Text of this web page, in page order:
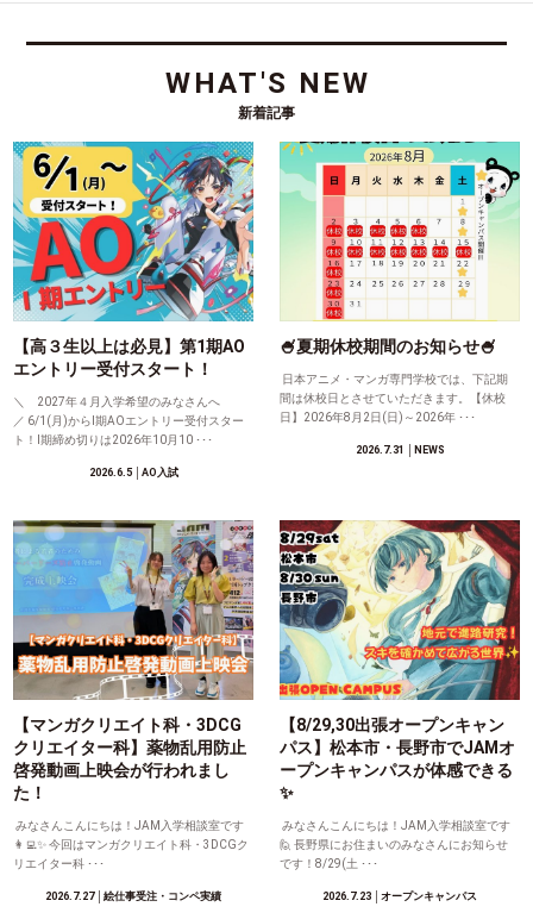
WHAT'S NEW
新着記事
【高３生以上は必見】第1期AO
エントリー受付スタート！
＼ 2027年４月入学希望のみなさんへ
／ 6/1(月)からⅠ期AOエントリー受付スター
ト！Ⅰ期締め切りは2026年10月10 ･･･
2026.6.5│AO入試
🍧夏期休校期間のお知らせ🍧
日本アニメ・マンガ専門学校では、下記期
間は休校日とさせていただきます。【休校
日】2026年8月2日(日)～2026年 ･･･
2026.7.31 │NEWS
【マンガクリエイト科・3DCG
クリエイター科】薬物乱用防止
啓発動画上映会が行われまし
た！
みなさんこんにちは！JAM入学相談室です
👩‍💻✨ 今回はマンガクリエイト科・3DCGク
リエイター科 ･･･
2026.7.27│絵仕事受注・コンペ実績
【8/29,30出張オープンキャン
パス】松本市・長野市でJAMオ
ープンキャンパスが体感できる
✨
みなさんこんにちは！JAM入学相談室です
🙋 長野県にお住まいのみなさんにお知らせ
です！8/29(土 ･･･
2026.7.23 │オープンキャンパス